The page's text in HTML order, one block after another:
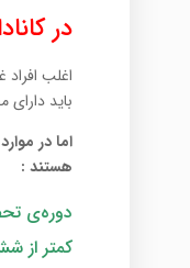
در
اغلب افراد
باید
اما در
هستند :
دوره‌ی
کمتر از